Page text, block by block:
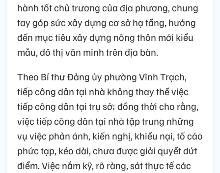
hành tốt chủ trương của địa phương, chung
tay góp sức xây dựng cơ sở hạ tầng, hướng
đến mục tiêu xây dựng nông thôn mới kiểu
mẫu, đô thị văn minh trên địa bàn.
Theo Bí thư Đảng ủy phường Vĩnh Trạch,
tiếp công dân tại nhà không thay thế việc
tiếp công dân tại trụ sở; đồng thời cho rằng,
việc tiếp công dân tại nhà tập trung những
vụ việc phản ánh, kiến nghị, khiếu nại, tố cáo
phức tạp, kéo dài, chưa được giải quyết dứt
điểm. Việc nắm kỹ, rõ ràng, sát thực tế các